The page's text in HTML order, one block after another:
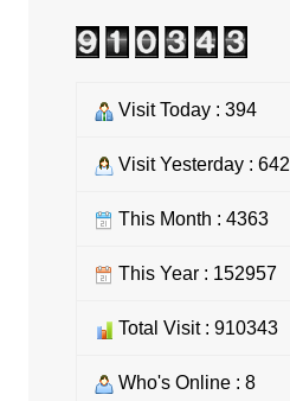
Visit Today : 394
Visit Yesterday : 642
This Month : 4363
This Year : 152957
Total Visit : 910343
Who's Online : 8